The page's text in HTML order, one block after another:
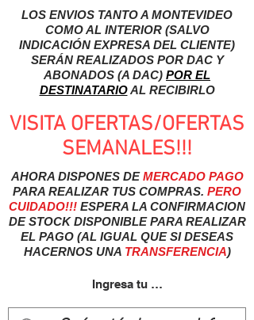
LOS ENVIOS TANTO A MONTEVIDEO
COMO AL INTERIOR (SALVO
INDICACIÓN EXPRESA DEL CLIENTE)
SERÁN REALIZADOS POR DAC Y
ABONADOS (A DAC) POR EL
DESTINATARIOAL RECIBIRLO
VISITA OFERTAS/OFERTAS
SEMANALES!!!
AHORA DISPONES DEMERCADO PAGO
PARA REALIZAR TUS COMPRAS. PERO
CUIDADO!!! ESPERA LA CONFIRMACION
DE STOCK DISPONIBLE PARA REALIZAR
EL PAGO (AL IGUAL QUE SI DESEAS
HACERNOS UNA TRANSFERENCIA)
Ingresa tu usuairo